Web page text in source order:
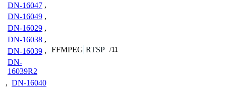
DN-16047 ,
DN-16049 ,
DN-16029 ,
DN-16038 ,
DN-16039 ,
DN-
16039R2
, DN-16040
FFMPEG RTSP /11